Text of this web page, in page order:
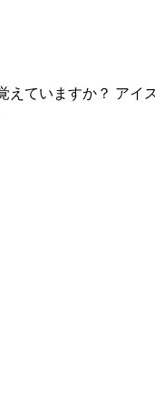
ていますか？ ア